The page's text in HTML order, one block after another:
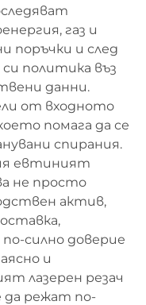
газ и
поръчки и след
политика въз
данни.
от входното
помага да се
спирания.
евтиният
не просто
актив,
силно доверие
и
лазерен резач
да режат по-